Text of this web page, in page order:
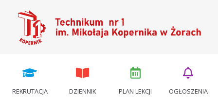
REKRUTACJA DZIENNIK PLAN LEKCJI OGŁOSZENIA